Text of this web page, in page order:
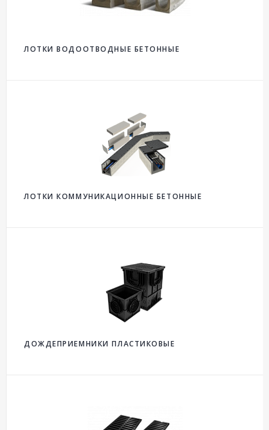
ЛОТКИ ВОДООТВОДНЫЕ БЕТОННЫЕ
ЛОТКИ КОММУНИКАЦИОННЫЕ БЕТОННЫЕ
ДОЖДЕПРИЕМНИКИ ПЛАСТИКОВЫЕ